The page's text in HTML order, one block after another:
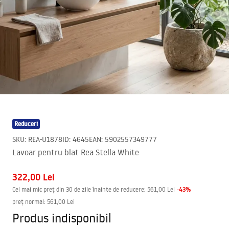
Reduceri
SKU: REA-U1878ID: 4645EAN: 5902557349777
Lavoar pentru blat Rea Stella White
322,00 Lei
Cel mai mic preț din 30 de zile înainte de reducere: 561,00 Lei -43%
preț normal: 561,00 Lei
Produs indisponibil